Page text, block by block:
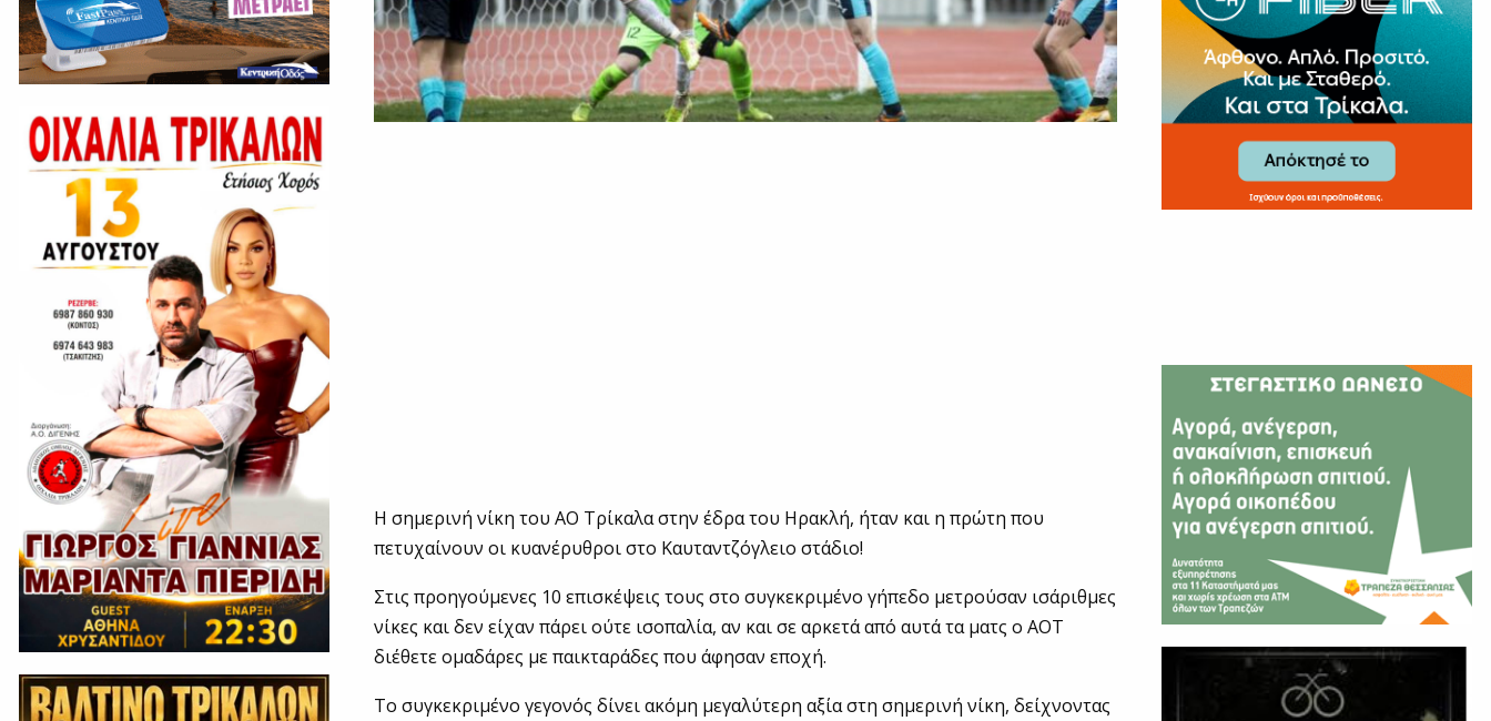
Η σημερινή νίκη του ΑΟ Τρίκαλα στην έδρα του Ηρακλή, ήταν και η πρώτη που
πετυχαίνουν οι κυανέρυθροι στο Καυταντζόγλειο στάδιο!
Στις προηγούμενες 10 επισκέψεις τους στο συγκεκριμένο γήπεδο μετρούσαν ισάριθμες
νίκες και δεν είχαν πάρει ούτε ισοπαλία, αν και σε αρκετά από αυτά τα ματς ο ΑΟΤ
διέθετε ομαδάρες με παικταράδες που άφησαν εποχή.
Το συγκεκριμένο γεγονός δίνει ακόμη μεγαλύτερη αξία στη σημερινή νίκη, δείχνοντας